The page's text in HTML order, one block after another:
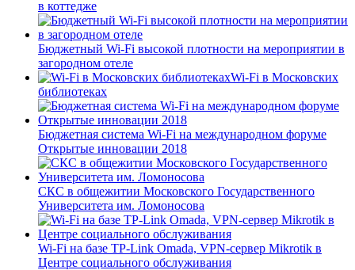
в коттедже
Бюджетный Wi-Fi высокой плотности на мероприятии в
загородном отеле
Wi-Fi в Московских
библиотеках
Бюджетная система Wi-Fi на международном форуме
Открытые инновации 2018
СКС в общежитии Московского Государственного
Университета им. Ломоносова
Wi-Fi на базе TP-Link Omada, VPN-сервер Mikrotik в
Центре социального обслуживания